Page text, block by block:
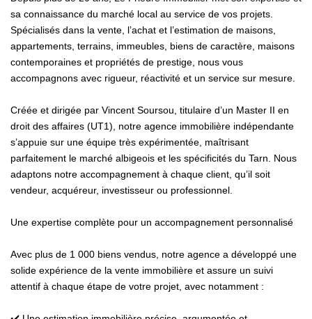
sa connaissance du marché local au service de vos projets.
Spécialisés dans la vente, l’achat et l’estimation de maisons,
appartements, terrains, immeubles, biens de caractère, maisons
contemporaines et propriétés de prestige, nous vous
accompagnons avec rigueur, réactivité et un service sur mesure.
Créée et dirigée par Vincent Soursou, titulaire d’un Master II en
droit des affaires (UT1), notre agence immobilière indépendante
s’appuie sur une équipe très expérimentée, maîtrisant
parfaitement le marché albigeois et les spécificités du Tarn. Nous
adaptons notre accompagnement à chaque client, qu’il soit
vendeur, acquéreur, investisseur ou professionnel.
Une expertise complète pour un accompagnement personnalisé
Avec plus de 1 000 biens vendus, notre agence a développé une
solide expérience de la vente immobilière et assure un suivi
attentif à chaque étape de votre projet, avec notamment :